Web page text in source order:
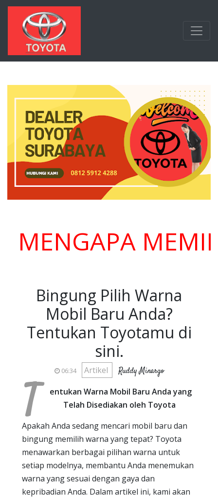
Langsung ke konten utama
MEMILIH
Bingung Pilih Warna
Mobil Baru Anda?
Tentukan Toyotamu di
sini.
06:34 Artikel Ruddy Minargo
T
entukan Warna Mobil Baru Anda yang
Telah Disediakan oleh Toyota
Apakah Anda sedang mencari mobil baru dan
bingung memilih warna yang tepat? Toyota
menawarkan berbagai pilihan warna untuk
setiap modelnya, membantu Anda menemukan
warna yang sesuai dengan gaya dan
kepribadian Anda. Dalam artikel ini, kami akan